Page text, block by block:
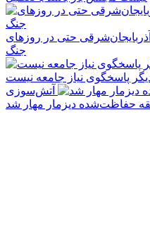
حتی در روزهای
جنگ
پاسخگوی نیاز جامعه نیست
آتش‌سوزی
حفاظت‌شده دیزمار مهار شد